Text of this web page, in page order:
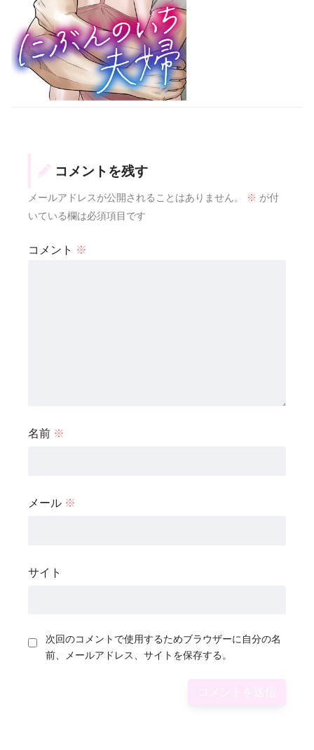
コメントを残す
メールアドレスが公開されることはありません。 ※ が付
いている欄は必須項目です
コメント ※
名前 ※
メール ※
サイト
次回のコメントで使用するためブラウザーに自分の名
前、メールアドレス、サイトを保存する。